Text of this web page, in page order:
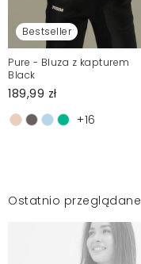
Bestseller
Pure - Bluza z kapturem
Black
189,99 zł
+16
Ostatnio przeglądane